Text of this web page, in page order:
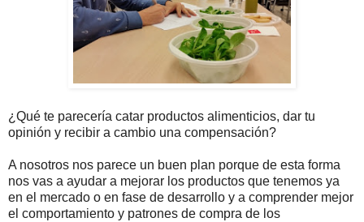
¿Qué te parecería catar productos alimenticios, dar tu
opinión y recibir a cambio una compensación?
A nosotros nos parece un buen plan porque de esta forma
nos vas a ayudar a mejorar los productos que tenemos ya
en el mercado o en fase de desarrollo y a comprender mejor
el comportamiento y patrones de compra de los